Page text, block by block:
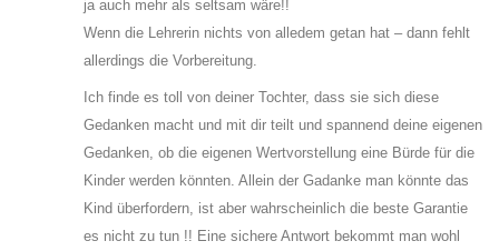
ja auch mehr als seltsam wäre!!
Wenn die Lehrerin nichts von alledem getan hat – dann fehlt
allerdings die Vorbereitung.
Ich finde es toll von deiner Tochter, dass sie sich diese
Gedanken macht und mit dir teilt und spannend deine eigenen
Gedanken, ob die eigenen Wertvorstellung eine Bürde für die
Kinder werden könnten. Allein der Gadanke man könnte das
Kind überfordern, ist aber wahrscheinlich die beste Garantie
es nicht zu tun !! Eine sichere Antwort bekommt man wohl